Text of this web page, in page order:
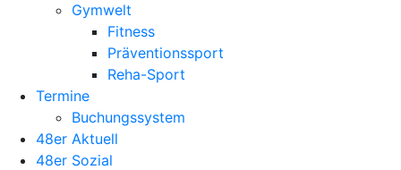
Gymwelt
Fitness
Präventionssport
Reha-Sport
Termine
Buchungssystem
48er Aktuell
48er Sozial